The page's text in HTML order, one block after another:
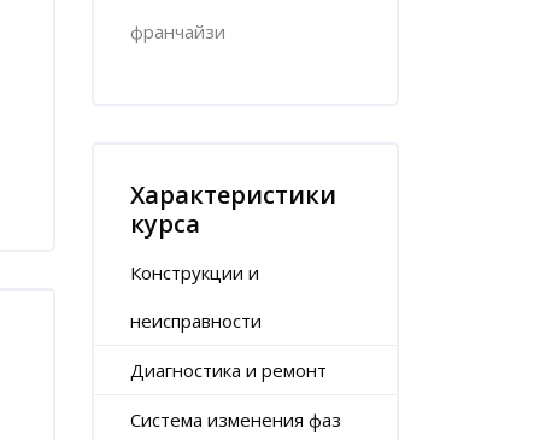
франчайзи
Характеристики
курса
Конструкции и
неисправности
Диагностика и ремонт
Система изменения фаз